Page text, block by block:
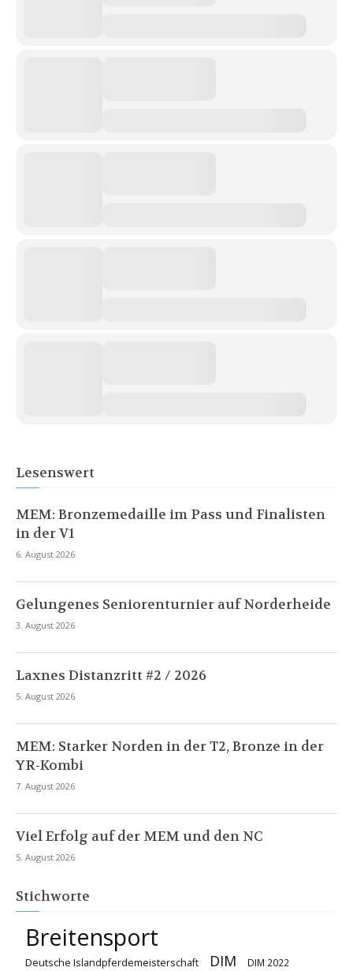
Lesenswert
MEM: Bronzemedaille im Pass und Finalisten
in der V1
6. August 2026
Gelungenes Seniorenturnier auf Norderheide
3. August 2026
Laxnes Distanzritt #2 / 2026
5. August 2026
MEM: Starker Norden in der T2, Bronze in der
YR-Kombi
7. August 2026
Viel Erfolg auf der MEM und den NC
5. August 2026
Stichworte
Breitensport
Deutsche Islandpferdemeisterschaft DIM DIM 2022